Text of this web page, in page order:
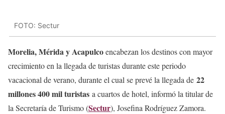
FOTO: Sectur
Morelia, Mérida y Acapulcoencabezan los destinos con mayor
crecimiento en la llegada de turistas durante este periodo
vacacional de verano, durante el cual se prevé la llegada de 22
millones 400 mil turistas a cuartos de hotel, informó la titular de
la Secretaría de Turismo (Sectur), Josefina Rodríguez Zamora.